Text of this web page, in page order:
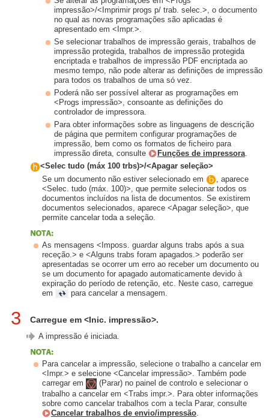
impressão>/<Imprimir progs p/ trab. selec.>, o documento
no qual as novas programações são aplicadas é
apresentado em <Impr.>.
Se selecionar trabalhos de impressão gerais, trabalhos de
impressão protegida, trabalhos de impressão protegida
encriptada e trabalhos de impressão PDF encriptada ao
mesmo tempo, não pode alterar as definições de impressão
para todos os trabalhos de uma só vez.
Poderá não ser possível alterar as programações em
<Progs impressão>, consoante as definições do
controlador de impressora.
Para obter informações sobre as linguagens de descrição
de página que permitem configurar programações de
impressão, bem como os formatos de ficheiro para
impressão direta, consulte
Funções de impressora.
<Selec tudo (máx 100 trbs)>/<Apagar seleção>
Se um documento não estiver selecionado em
, aparece
<Selec. tudo (máx. 100)>, que permite selecionar todos os
documentos incluídos na lista de documentos. Se existirem
documentos selecionados, aparece <Apagar seleção>, que
permite cancelar toda a seleção.
As mensagens <Imposs. guardar alguns trabs após a sua
receção.> e <Alguns trabs foram apagados.> poderão ser
apresentadas se ocorrer um erro ao receber um documento ou
se um documento for apagado automaticamente devido à
expiração do período de retenção, etc. Neste caso, carregue
em
para cancelar a mensagem.
3 Carregue em <Inic. impressão>.
A impressão é iniciada.
Para cancelar a impressão, selecione o trabalho a cancelar em
<Impr.> e selecione <Cancelar impressão>. Também pode
carregar em
(Parar) no painel de controlo e selecionar o
trabalho a cancelar em <Trabs impr.>. Para obter informações
sobre como cancelar trabalhos com a tecla Parar, consulte
Cancelar trabalhos de envio/impressão